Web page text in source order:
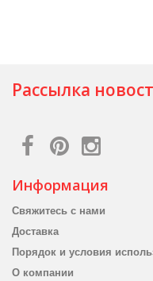
Рассылка
Информация
Свяжитесь с нами
Доставка
Порядок и условия
О компании